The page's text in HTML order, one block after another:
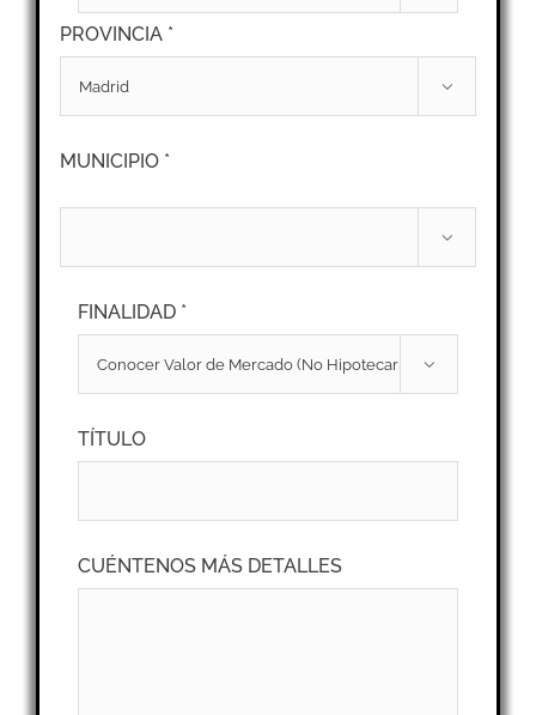
PROVINCIA *

MUNICIPIO *

FINALIDAD *

TÍTULO
CUÉNTENOS MÁS DETALLES